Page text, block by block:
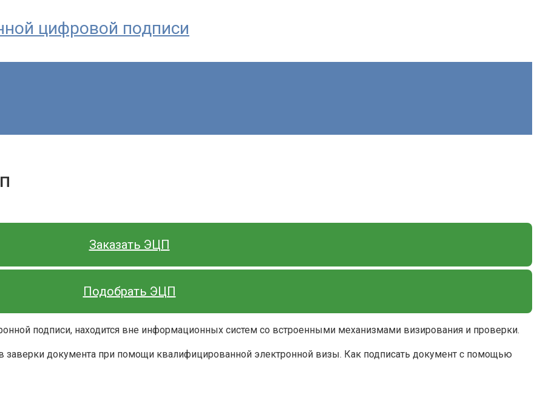
цифровой подписи
Заказать ЭЦП
Подобрать ЭЦП
подписи, находится вне информационных систем со встроенными механизмами визирования и проверки.
заверки документа при помощи квалифицированной электронной визы. Как подписать документ с помощью